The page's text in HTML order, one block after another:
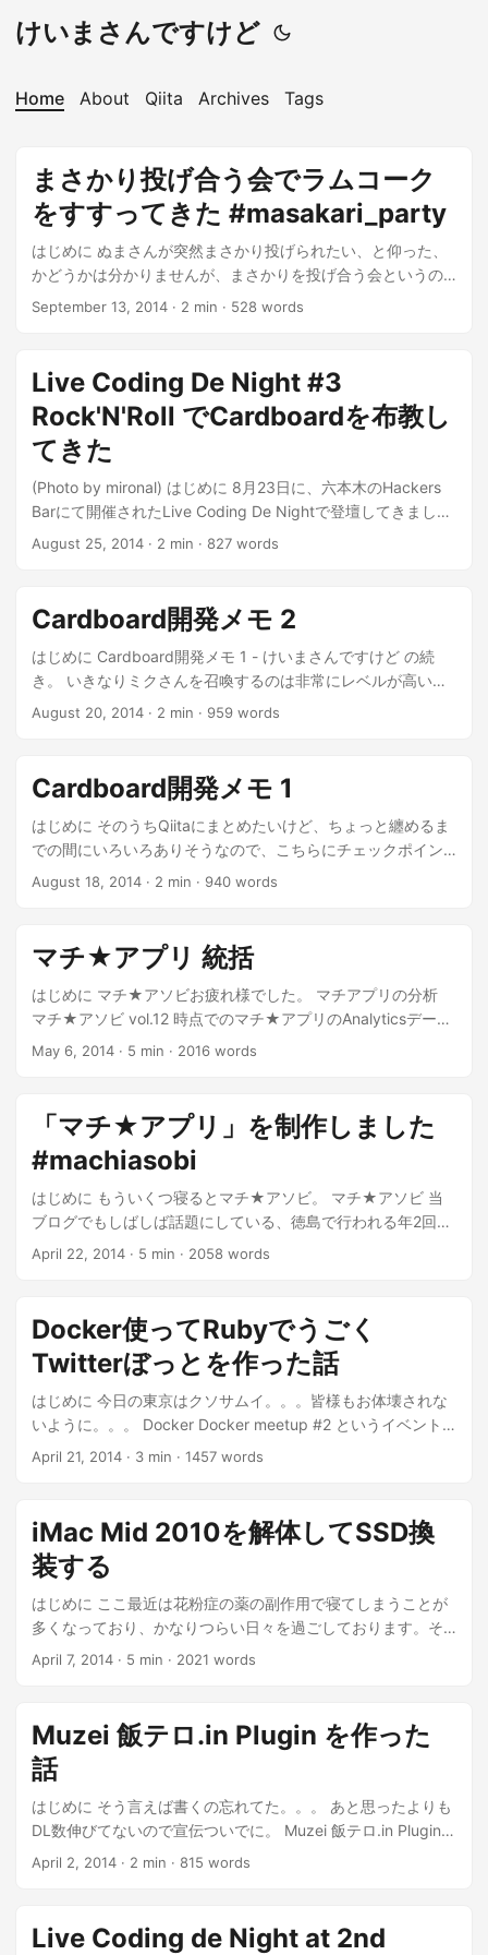
けいまさんですけど
Home About Qiita Archives Tags
まさかり投げ合う会でラムコーク
をすすってきた #masakari_party
はじめに ぬまさんが突然まさかり投げられたい、と仰った、
かどうかは分かりませんが、まさかりを投げ合う会というの
に参加してきました。 【マサカリにも】飲みながらハッカー
September 13, 2014 · 2 min · 528 words
Live Coding De Night #3
Rock'N'Roll でCardboardを布教し
てきた
(Photo by mironal) はじめに 8月23日に、六本木のHackers
Barにて開催されたLive Coding De Nightで登壇してきまし
た。 Live Coding De Night #3 Rock’N’Roll Hackers Bar | ハ
August 25, 2014 · 2 min · 827 words
Cardboard開発メモ 2
はじめに Cardboard開発メモ 1 - けいまさんですけど の続
き。 いきなりミクさんを召喚するのは非常にレベルが高いこ
とがわかった。理由としては、 NyMMDというライブラリ自
おす必要がある GL ES 2.0を使わないという選択肢は、
Cardboard.jarがGL ES 2.0に依存しているため、ない。
GLES20はプログラマブルシェーダを使うので、その知識が必
要。座標とベクトルぶっこんでドーン！しても動かないらし
い。 というわけで、まずは基本から攻めていくことにする。
August 20, 2014 · 2 min · 959 words
Cardboard開発メモ 1
はじめに そのうちQiitaにまとめたいけど、ちょっと纏めるま
での間にいろいろありそうなので、こちらにチェックポイン
トを書いていこうかな。 前提知識 Cardboard Cardboardの
ている。一読すること。 Package Index — Google
Developers APIリファレンス。Cardboard.jarはソース公開さ
れてないっぽいのでAPIリファレンスを頼りに進む。 やりたい
こと Live Coding de Nightの出し物を制作する。 Cardboard
のAPIを使ってミクさんを視姦したい。 ...
August 18, 2014 · 2 min · 940 words
マチ★アプリ 統括
はじめに マチ★アソビお疲れ様でした。 マチアプリの分析
マチ★アソビ vol.12 時点でのマチ★アプリのAnalyticsデータ
を基にした分析を行います。 セッション(アクセス数)とユニ
リ」は、2014年4月21日ごろに公開し、本日5月6日までの間
に 1183セッション、 714ユーザーの方々にアクセスして頂き
ました。 ...
May 6, 2014 · 5 min · 2016 words
「マチ★アプリ」を制作しました
#machiasobi
はじめに もういくつ寝るとマチ★アソビ。 マチ★アソビ 当
ブログでもしばしば話題にしている、徳島で行われる年2回の
ガチイベント。 マチ★アソビ vol.12 2014.05.03~05.05開催
ンメントが集うイベント。” 過去記事: マチアソビ行ってきた
＆思ったこと - けいまさんですけど 僕が徳島を好きな理由と
して、このイベントがあることは理由の1つとして挙げられる
と思います。 （他にもちょっと常軌を逸した県民性とかも好
きですがまぁそれはそれとして） ...
April 22, 2014 · 5 min · 2058 words
Docker使ってRubyでうごく
Twitterぼっとを作った話
はじめに 今日の東京はクソサムイ。。。皆様もお体壊されな
いように。。。 Docker Docker meetup #2 というイベント
に行ってきた。 Docker Meetup Tokyo #2 - connpass 僕は
ーサイドは「食わず嫌い」改め「触らず怖い」になってい
た。 (LAMP環境みたいなのは構築できますが、複数台構成と
かは経験がない。。) でもDockerに関する発表を見ている限
り、全然怖くないじゃん、という感想になった。 ...
April 21, 2014 · 3 min · 1457 words
iMac Mid 2010を解体してSSD換
装する
はじめに ここ最近は花粉症の薬の副作用で寝てしまうことが
多くなっており、かなりつらい日々を過ごしております。そ
ろそろ真剣に専門医のお世話になろうかと考えています。 ...
April 7, 2014 · 5 min · 2021 words
Muzei 飯テロ.in Plugin を作った
話
はじめに そう言えば書くの忘れてた。。。 あと思ったよりも
DL数伸びてないので宣伝ついでに。 Muzei 飯テロ.in Plugin
つくりました @masawada さん達のチームが開発している飯
April 2, 2014 · 2 min · 815 words
Live Coding de Night at 2nd